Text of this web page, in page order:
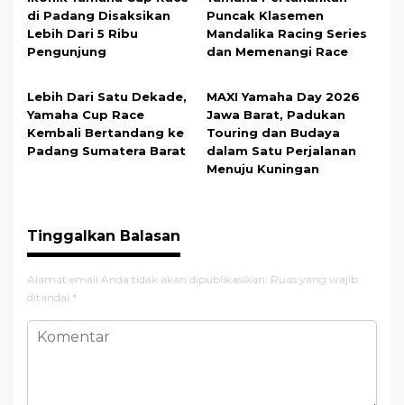
di Padang Disaksikan
Lebih Dari 5 Ribu
Pengunjung
Puncak Klasemen
Mandalika Racing Series
dan Memenangi Race
Lebih Dari Satu Dekade,
Yamaha Cup Race
Kembali Bertandang ke
Padang Sumatera Barat
MAXI Yamaha Day 2026
Jawa Barat, Padukan
Touring dan Budaya
dalam Satu Perjalanan
Menuju Kuningan
Tinggalkan Balasan
Alamat email Anda tidak akan dipublikasikan. Ruas yang wajib
ditandai *